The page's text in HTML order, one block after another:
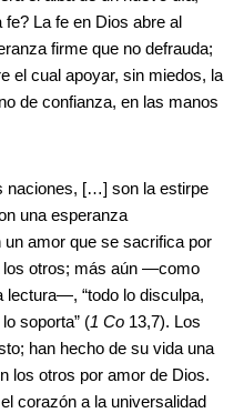
fe? La fe en Dios abre al
firme que no defrauda;
el cual apoyar, sin miedos, la
de confianza, en las manos
naciones, […] son la estirpe
una esperanza
amor que se sacrifica por
los otros; más aún —como
lectura—, “todo lo disculpa,
soporta” (1 Co 13,7). Los
han hecho de su vida una
los otros por amor de Dios.
corazón a la universalidad